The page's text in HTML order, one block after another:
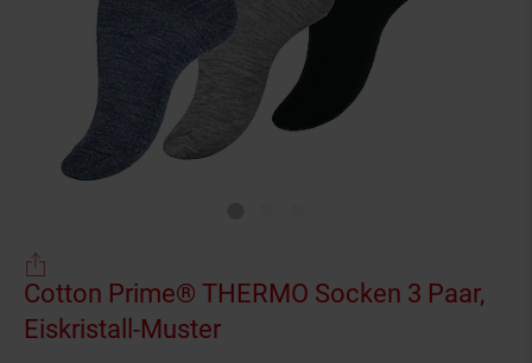
Cotton Prime® THERMO Socken 3 Paar,
Eiskristall-Muster